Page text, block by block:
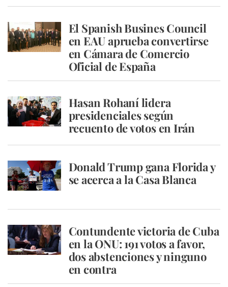
El Spanish Busines Council
en EAU aprueba convertirse
en Cámara de Comercio
Oficial de España
Hasan Rohaní lidera
presidenciales según
recuento de votos en Irán
Donald Trump gana Florida y
se acerca a la Casa Blanca
Contundente victoria de Cuba
en la ONU: 191 votos a favor,
dos abstenciones y ninguno
en contra